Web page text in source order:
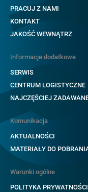
PRACUJ Z NAMI
KONTAKT
JAKOŚĆ WEWNĄTRZ
Informacje dodatkowe
SERWIS
CENTRUM LOGISTYCZNE
NAJCZĘŚCIEJ
Komunikacja
AKTUALNOŚCI
MATERIAŁY DO
Warunki ogólne
POLITYKA PRYWATNOŚCI